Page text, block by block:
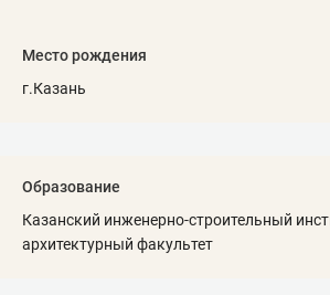
Место рождения
г.Казань
Образование
Казанский инженерно-строительный
архитектурный факультет